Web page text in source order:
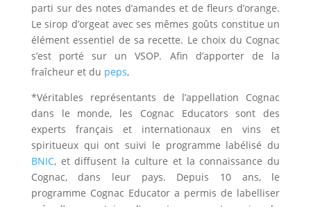
parti sur des notes d’amandes et de fleurs d’orange.
Le sirop d’orgeat avec ses mêmes goûts constitue un
élément essentiel de sa recette. Le choix du Cognac
s’est porté sur un VSOP. Afin d’apporter de la
fraîcheur et du peps,
*Véritables représentants de l’appellation Cognac
dans le monde, les Cognac Educators sont des
experts français et internationaux en vins et
spiritueux qui ont suivi le programme labélisé du
BNIC, et diffusent la culture et la connaissance du
Cognac, dans leur pays. Depuis 10 ans, le
programme Cognac Educator a permis de labelliser